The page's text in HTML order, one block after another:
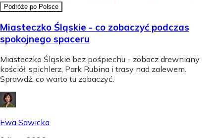
Podróże po Polsce
Miasteczko Śląskie - co zobaczyć podczas
spokojnego spaceru
Miasteczko Śląskie bez pośpiechu - zobacz drewniany
kościół, spichlerz, Park Rubina i trasy nad zalewem.
Sprawdź, co warto tu zobaczyć.
Ewa Sawicka